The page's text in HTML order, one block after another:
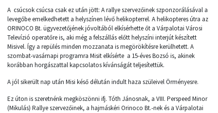
A csúcsok csúcsa csak ez után jött: A rallye szervezőinek szponzorálásával a
levegőbe emelkedhetett a helyszínen lévő helikopterrel. A helikopteres útra az
ORINOCO Bt. ügyvezetőjének jóvoltából elkísérhette őt a Várpalotai Városi
Televízió operatőre is, aki még a felszállás előtt helyszíni interjút készített
Misivel. Így a repülés minden mozzanata is megörökítésre kerülhetett. A
szombat-vasárnapi programra Misit elkísérte a 15-éves Bozsó is, akinek
korábban horgászattal kapcsolatos kívánságát teljesítettük.
A jól sikerült nap után Misi késő délután indult haza szüleivel Örményesre.
Ez úton is szeretnénk megköszönni ifj. Tóth Jánosnak, a VIII. Perspeed Minor
(Mikulás) Rallye szervezőinek, a hajmáskéri Orinoco Bt.-nek és a Várpalotai